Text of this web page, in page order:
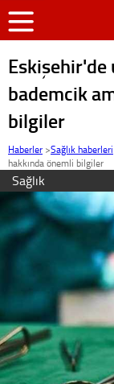
Eskişehir'de
bademcik
bilgiler
Haberler >Sağlık haberleri
hakkında önemli bilgiler
Sağlık